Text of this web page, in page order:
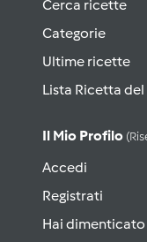
Cerca ricette
Categorie
Ultime ricette
Lista Ricetta
Il Mio Profilo
Accedi
Registrati
Hai dimenticato